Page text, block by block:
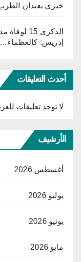
خيري يعيدان
الذكرى 15
إدريس:
أحدث التعليقات
لا توجد تعليقات
الأرشيف
أغسطس 2026
يوليو 2026
يونيو 2026
مايو 2026